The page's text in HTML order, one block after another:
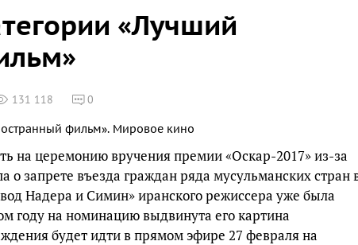
«Лучший
131 118 0
на церемонию вручения премии «Оскар-2017» из-за
о запрете въезда граждан ряда мусульманских стран
Надера и Симин» иранского режиссера уже была
году на номинацию выдвинута его картина
будет идти в прямом эфире 27 февраля на